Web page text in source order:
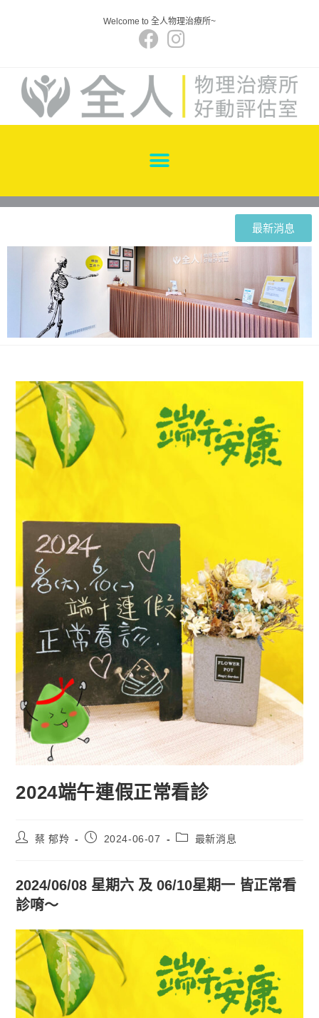
Welcome to 全人物理治療所~
最新消息
2024端午連假正常看診
蔡 郁羚 2024-06-07 最新消息
2024/06/08 星期六 及 06/10星期一 皆正常看
診唷～